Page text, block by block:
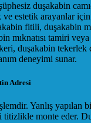
duşakabin
ve estetik arayanlar
fitili, duşakabin
mıknatısı tamiri
duşakabin
deneyimi sunar.
Adresi
Yanlış yapılan
monte eder.